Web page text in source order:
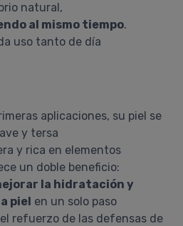
natural,
al mismo tiempo.
uso tanto de día
aplicaciones, su piel se
y tersa
y rica en elementos
un doble beneficio:
la hidratación y
piel en un solo paso
refuerzo de las defensas de